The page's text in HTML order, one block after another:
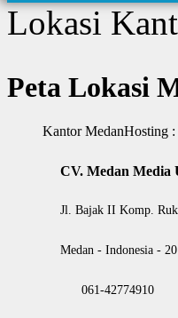
Lokasi
Peta Lokasi
Kantor MedanHosting :
CV. Medan Media
Jl. Bajak II Komp.
Medan - Indonesia -
061-42774910